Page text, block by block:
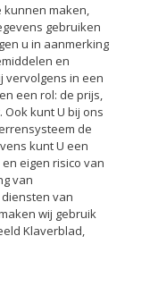
kunnen maken,
gebruiken
u in aanmerking
en
vervolgens in een
een rol: de prijs,
kunt U bij ons
de
kunt U een
eigen risico van
van
van
wij gebruik
Klaverblad,